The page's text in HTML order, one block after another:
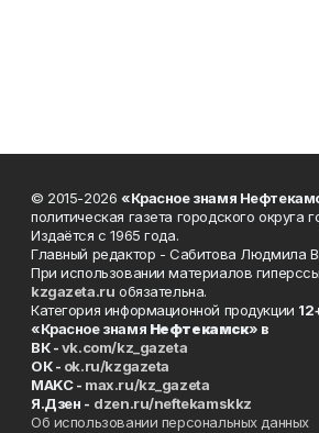
© 2015-2026 «Красное знамя
политическая газета городского округа
Издаётся с 1965 года.
Главный редактор - Сабитова Людмила
При использовании материалов
kzgazeta.ru обязательна.
Категория информационной продукции
«Красное знамя Нефтекамск» в
ВК -vk.com/kz_gazeta
ОК - ok.ru/kzgazeta
MAKC - max.ru/kz_gazeta
Я.Дзен - dzen.ru/neftekamskkz
Об использовании персональных данных